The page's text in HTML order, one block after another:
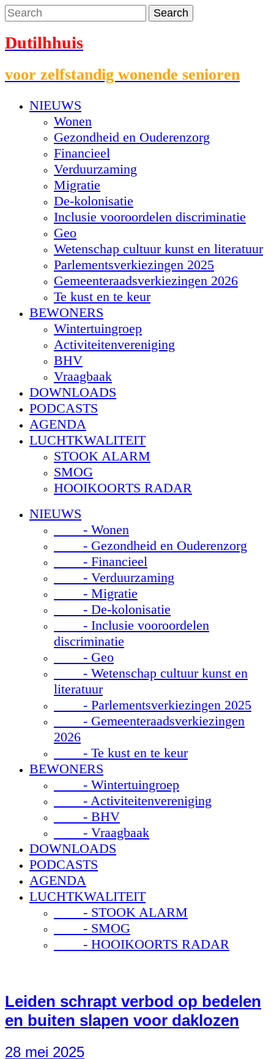
Dutilhhuis
voor zelfstandig wonende senioren
NIEUWS
Wonen
Gezondheid en Ouderenzorg
Financieel
Verduurzaming
Migratie
De-kolonisatie
Inclusie vooroordelen discriminatie
Geo
Wetenschap cultuur kunst en literatuur
Parlementsverkiezingen 2025
Gemeenteraadsverkiezingen 2026
Te kust en te keur
BEWONERS
Wintertuingroep
Activiteitenvereniging
BHV
Vraagbaak
DOWNLOADS
PODCASTS
AGENDA
LUCHTKWALITEIT
STOOK ALARM
SMOG
HOOIKOORTS RADAR
NIEUWS
- Wonen
- Gezondheid en Ouderenzorg
- Financieel
- Verduurzaming
- Migratie
- De-kolonisatie
- Inclusie vooroordelen
discriminatie
- Geo
- Wetenschap cultuur kunst en
literatuur
- Parlementsverkiezingen 2025
- Gemeenteraadsverkiezingen
2026
- Te kust en te keur
BEWONERS
- Wintertuingroep
- Activiteitenvereniging
- BHV
- Vraagbaak
DOWNLOADS
PODCASTS
AGENDA
LUCHTKWALITEIT
- STOOK ALARM
- SMOG
- HOOIKOORTS RADAR
Leiden schrapt verbod op bedelen
en buiten slapen voor daklozen
28 mei 2025